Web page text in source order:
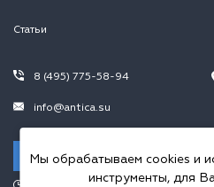
Статьи
8 (495) 775-58-94
info@antica.su
Заказать звонок
Мы обрабатываем cookies и
инструменты, для